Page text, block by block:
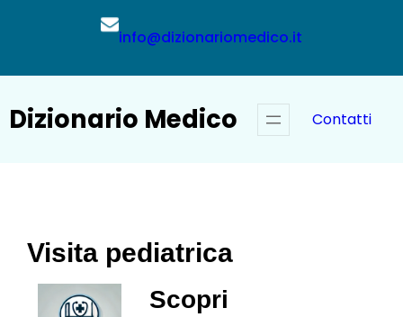
info@dizionariomedico.it
Dizionario Medico Contatti
Visita pediatrica
Scopri